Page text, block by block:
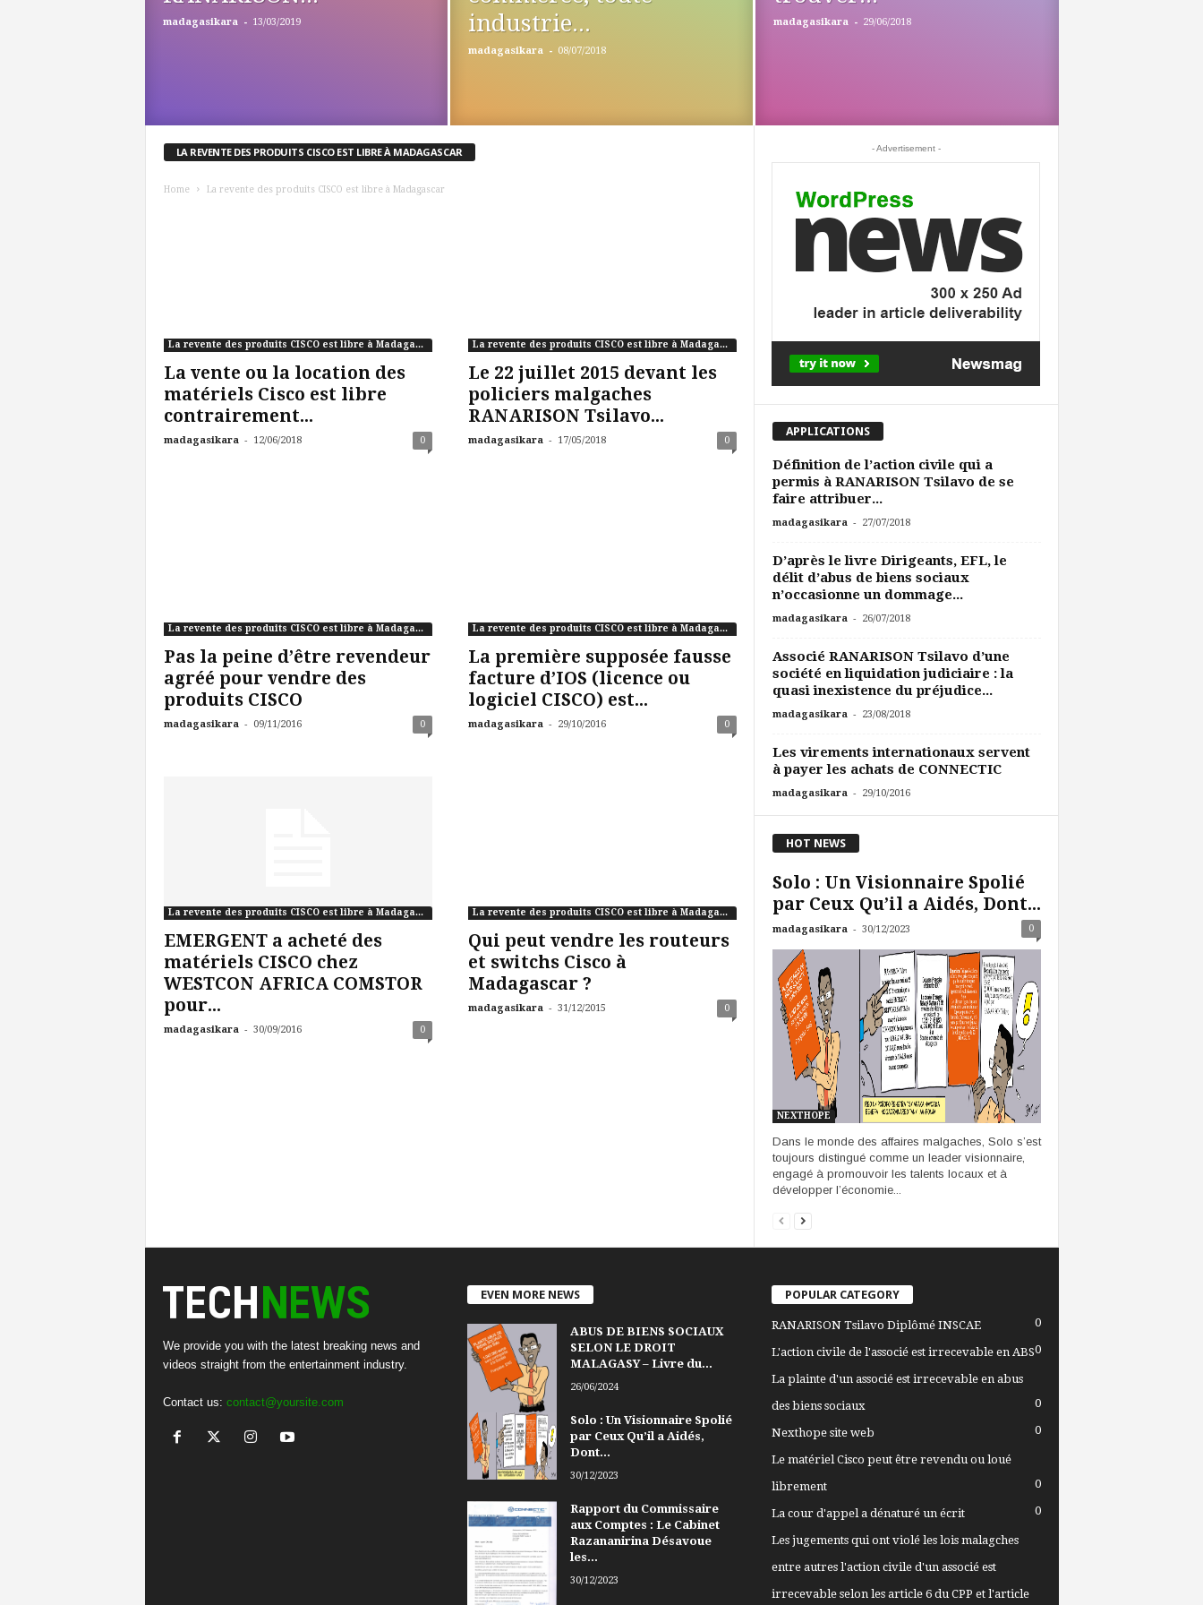
madagasikara - 13/03/2019
industrie...
madagasikara - 08/07/2018
madagasikara - 29/06/2018
LA REVENTE DES PRODUITS CISCO EST LIBRE À MADAGASCAR
Home La revente des produits CISCO est libre à Madagascar
La revente des produits CISCO est libre à Madagascar
La vente ou la location des
matériels Cisco est libre
contrairement...
madagasikara - 12/06/2018 0
La revente des produits CISCO est libre à Madagascar
Le 22 juillet 2015 devant les
policiers malgaches
RANARISON Tsilavo...
madagasikara - 17/05/2018 0
La revente des produits CISCO est libre à Madagascar
Pas la peine d’être revendeur
agréé pour vendre des
produits CISCO
madagasikara - 09/11/2016 0
La revente des produits CISCO est libre à Madagascar
La première supposée fausse
facture d’IOS (licence ou
logiciel CISCO) est...
madagasikara - 29/10/2016 0
La revente des produits CISCO est libre à Madagascar
EMERGENT a acheté des
matériels CISCO chez
WESTCON AFRICA COMSTOR
pour...
madagasikara - 30/09/2016 0
La revente des produits CISCO est libre à Madagascar
Qui peut vendre les routeurs
et switchs Cisco à
Madagascar ?
madagasikara - 31/12/2015 0
- Advertisement -
APPLICATIONS
Définition de l’action civile qui a
permis à RANARISON Tsilavo de se
faire attribuer...
madagasikara - 27/07/2018
D’après le livre Dirigeants, EFL, le
délit d’abus de biens sociaux
n’occasionne un dommage...
madagasikara - 26/07/2018
Associé RANARISON Tsilavo d’une
société en liquidation judiciaire : la
quasi inexistence du préjudice...
madagasikara - 23/08/2018
Les virements internationaux servent
à payer les achats de CONNECTIC
madagasikara - 29/10/2016
HOT NEWS
Solo : Un Visionnaire Spolié
par Ceux Qu’il a Aidés, Dont...
madagasikara - 30/12/2023 0
NEXTHOPE
Dans le monde des affaires malgaches, Solo s’est
toujours distingué comme un leader visionnaire,
engagé à promouvoir les talents locaux et à
développer l’économie...
We provide you with the latest breaking news and
videos straight from the entertainment industry.
Contact us: contact@yoursite.com
EVEN MORE NEWS
ABUS DE BIENS SOCIAUX
SELON LE DROIT
MALAGASY – Livre du...
26/06/2024
Solo : Un Visionnaire Spolié
par Ceux Qu’il a Aidés,
Dont...
30/12/2023
Rapport du Commissaire
aux Comptes : Le Cabinet
Razananirina Désavoue
les...
30/12/2023
POPULAR CATEGORY
RANARISON Tsilavo Diplômé INSCAE 0
L'action civile de l'associé est irrecevable en ABS0
La plainte d'un associé est irrecevable en abus
des biens sociaux
0
Nexthope site web 0
Le matériel Cisco peut être revendu ou loué
librement
0
La cour d'appel a dénaturé un écrit 0
Les jugements qui ont violé les lois malagches
entre autres l'action civile d'un associé est
irrecevable selon les article 6 du CPP et l'article